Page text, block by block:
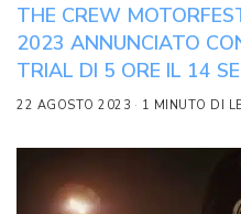
THE CREW
2023 ANNUNCIATO
TRIAL DI 5 ORE IL 14
22 AGOSTO 2023 1 MINUTO DI